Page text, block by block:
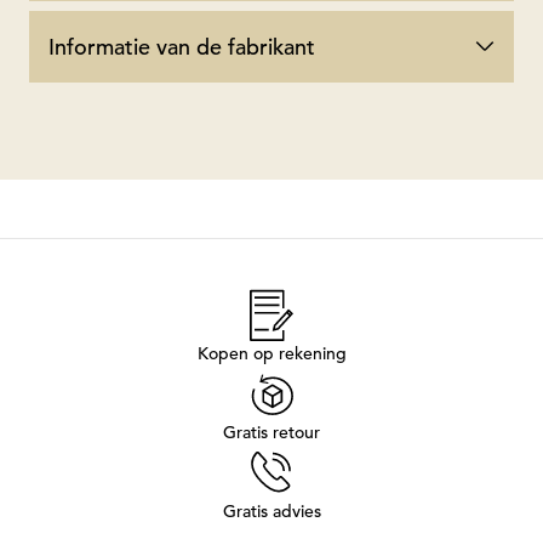
Informatie van de fabrikant
Kopen op rekening
Gratis retour
Gratis advies